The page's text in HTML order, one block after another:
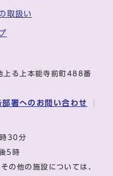
取扱い
る上本能寺前町488番
部署へのお問い合わせ
時30分
後5時
の他の施設については、